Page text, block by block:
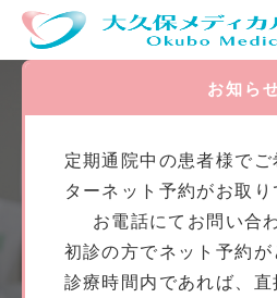
お知ら
定期通院中の患者様で
ターネット予約がお取り
お電話にてお問い合
初診の方でネット予約が
診療時間内であれば、直